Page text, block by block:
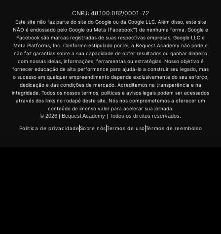
CNPJ: 48.100.082/0001-72
Este site não faz parte do site do Google ou da Google LLC. Além disso, este site
NÃO é endossado pelo Google ou Meta (Facebook™) de nenhuma forma. Google e
Facebook são marcas registradas de suas respectivas empresas, Google LLC e
Meta Platforms, Inc. Conforme estipulado por lei, a Bequest Academy não pode e
não faz garantias sobre a sua capacidade de obter resultados ou ganhar dinheiro
com nossas ideias, informações, ferramentas ou estratégias. Nosso objetivo é
fornecer educação de alta performance para ajudá-lo a construir seu legado, mas
o sucesso em qualquer empreendimento depende exclusivamente do seu esforço,
dedicação e das condições de mercado. Acreditamos na transparência e na
integridade. Todos os nossos termos, políticas e avisos legais podem ser acessados
através dos links no rodapé deste site. Nós nos comprometemos a oferecer um
conteúdo de imenso valor para acelerar sua jornada.
© 2026 | Bequest Academy | Todos os direitos reservados.
Politica de privacidadeSobre nósTermos de usoTermos de reembolso